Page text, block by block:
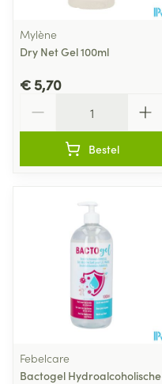
Mylène
Dry Net Gel 100ml
€ 5,70
Bestel
Febelcare
Bactogel Hydroalcoholische